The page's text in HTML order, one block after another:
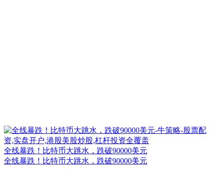
全线暴跌！比特币大跳水，跌破90000美元
全线暴跌！比特币大跳水，跌破90000美元